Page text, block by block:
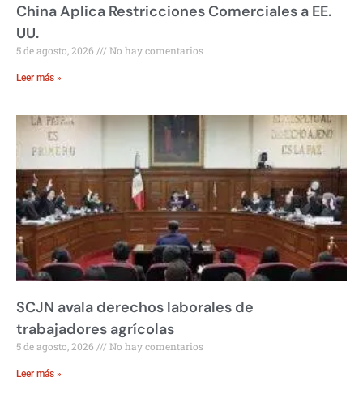
China Aplica Restricciones Comerciales a EE.
UU.
5 de agosto, 2026 No hay comentarios
Leer más »
SCJN avala derechos laborales de
trabajadores agrícolas
5 de agosto, 2026 No hay comentarios
Leer más »